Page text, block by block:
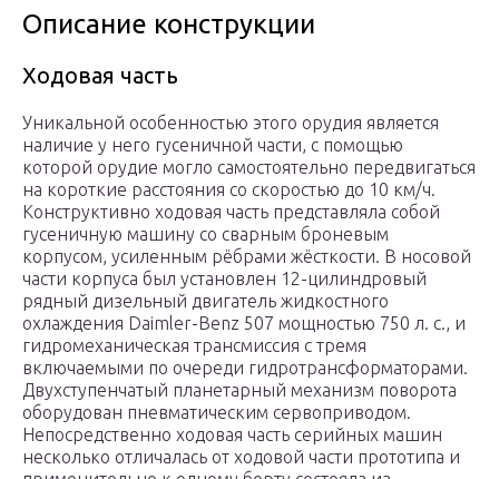
Описание конструкции
Ходовая часть
Уникальной особенностью этого орудия является
наличие у него гусеничной части, с помощью
которой орудие могло самостоятельно передвигаться
на короткие расстояния со скоростью до 10 км/ч.
Конструктивно ходовая часть представляла собой
гусеничную машину со сварным броневым
корпусом, усиленным рёбрами жёсткости. В носовой
части корпуса был установлен 12-цилиндровый
рядный дизельный двигатель жидкостного
охлаждения Daimler-Benz 507 мощностью 750 л. с., и
гидромеханическая трансмиссия с тремя
включаемыми по очереди гидротрансформаторами.
Двухступенчатый планетарный механизм поворота
оборудован пневматическим сервоприводом.
Непосредственно ходовая часть серийных машин
несколько отличалась от ходовой части прототипа и